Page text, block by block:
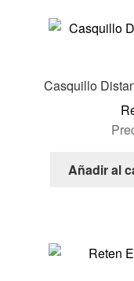
Casquillo
Añadir al